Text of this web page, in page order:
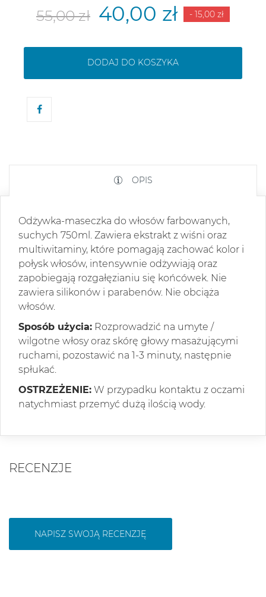
55,00 zł 40,00 zł - 15,00 zł
DODAJ DO KOSZYKA
OPIS
Odżywka-maseczka do włosów farbowanych,
suchych 750ml. Zawiera ekstrakt z wiśni oraz
multiwitaminy, które pomagają zachować kolor i
połysk włosów, intensywnie odżywiają oraz
zapobiegają rozgałęzianiu się końcówek. Nie
zawiera silikonów i parabenów. Nie obciąża
włosów.
Sposób użycia: Rozprowadzić na umyte /
wilgotne włosy oraz skórę głowy masażującymi
ruchami, pozostawić na 1-3 minuty, następnie
spłukać.
OSTRZEŻENIE: W przypadku kontaktu z oczami
natychmiast przemyć dużą ilością wody.
RECENZJE
NAPISZ SWOJĄ RECENZJĘ